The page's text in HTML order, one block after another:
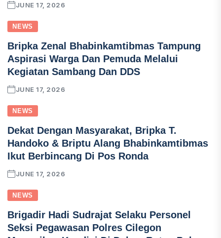
JUNE 17, 2026
NEWS
Bripka Zenal Bhabinkamtibmas Tampung
Aspirasi Warga Dan Pemuda Melalui
Kegiatan Sambang Dan DDS
JUNE 17, 2026
NEWS
Dekat Dengan Masyarakat, Bripka T.
Handoko & Briptu Alang Bhabinkamtibmas
Ikut Berbincang Di Pos Ronda
JUNE 17, 2026
NEWS
Brigadir Hadi Sudrajat Selaku Personel
Seksi Pegawasan Polres Cilegon